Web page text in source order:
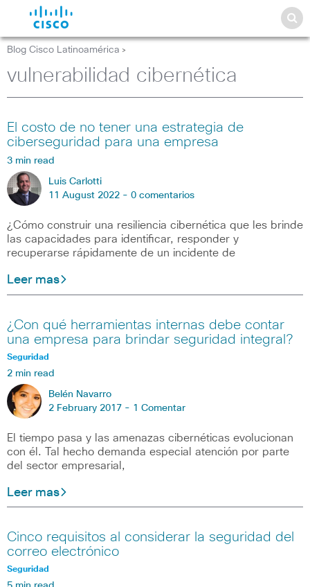
Blog Cisco Latinoamérica >
vulnerabilidad cibernética
El costo de no tener una estrategia de
ciberseguridad para una empresa
3 min read
Luis Carlotti
11 August 2022 - 0 comentarios
¿Cómo construir una resiliencia cibernética que les brinde
las capacidades para identificar, responder y
recuperarse rápidamente de un incidente de
Leer mas
¿Con qué herramientas internas debe contar
una empresa para brindar seguridad integral?
Seguridad
2 min read
Belén Navarro
2 February 2017 - 1 Comentar
El tiempo pasa y las amenazas cibernéticas evolucionan
con él. Tal hecho demanda especial atención por parte
del sector empresarial,
Leer mas
Cinco requisitos al considerar la seguridad del
correo electrónico
Seguridad